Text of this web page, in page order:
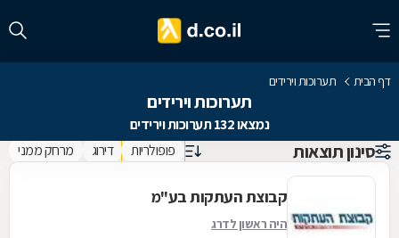
דף הבית תערוכות וירידים
תערוכות וירידים
נמצאו 132 תערוכות וירידים
סינון תוצאות פופולריות דירוג מרחק ממני
קבוצת העתקות בע"מ
היה ראשון לדרג